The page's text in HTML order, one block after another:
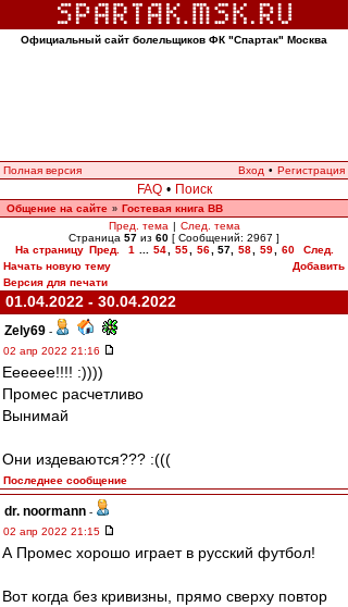
Официальный сайт болельщиков ФК "Спартак" Москва
Полная версия Вход • Регистрация
FAQ • Поиск
Общение на сайте » Гостевая книга ВВ
Пред. тема | След. тема
Страница 57 из 60 [ Сообщений: 2967 ]
На страницу Пред. 1 54 55 56 57, 58 59 60
След.
Начать новую тему
Добавить
Версия для печати
01.04.2022 - 30.04.2022
Zely69 -
02 апр 2022 21:16
Ееееее!!!! :))))
Промес расчетливо
Вынимай
Они издеваются??? :(((
Последнее сообщение
dr. noormann -
02 апр 2022 21:15
А Промес хорошо играет в русский футбол!
Вот когда без кривизны, прямо сверху повтор